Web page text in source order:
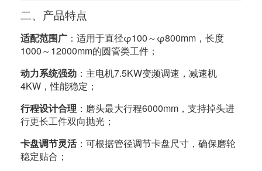
二、产品特点
适配范围广 ：适用于直径φ100～φ800mm，长度
1000～12000mm的圆管类工件；
动力系统强劲 ：主电机7.5KW变频调速，减速机
4KW，性能稳定；
行程设计合理 ：磨头最大行程6000mm，支持掉头进
行更长工件双向抛光；
卡盘调节灵活：可根据管径调节卡盘尺寸，确保磨轮
稳定贴合；